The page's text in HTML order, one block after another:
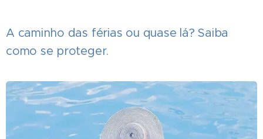
A caminho das férias ou quase lá? Saiba
como se proteger.